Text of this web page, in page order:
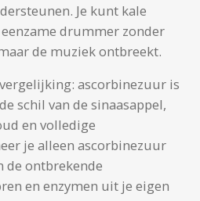
Je kunt kale
drummer zonder
de muziek ontbreekt.
ascorbinezuur is
schil van de sinaasappel,
en volledige
je alleen ascorbinezuur
de ontbrekende
en enzymen uit je eigen